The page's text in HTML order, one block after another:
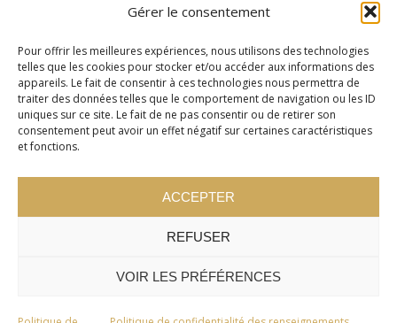
Gérer le consentement
Pour offrir les meilleures expériences, nous utilisons des technologies
telles que les cookies pour stocker et/ou accéder aux informations des
appareils. Le fait de consentir à ces technologies nous permettra de
traiter des données telles que le comportement de navigation ou les ID
uniques sur ce site. Le fait de ne pas consentir ou de retirer son
consentement peut avoir un effet négatif sur certaines caractéristiques
et fonctions.
ACCEPTER
REFUSER
VOIR LES PRÉFÉRENCES
4957, rue Lionel-Groulx, bureau 819, Saint-Augustin-de-
Desmaures QC G3A 0M7
© 2024 Cercle Kaizen. Tous droits réservés -